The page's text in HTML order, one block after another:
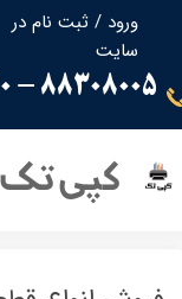
ورود / ثبت نام در
سایت
حساب کاربری من
تغییر گذر واژه
سفارشات
88308005 - 88300710-88300740
کپی تک